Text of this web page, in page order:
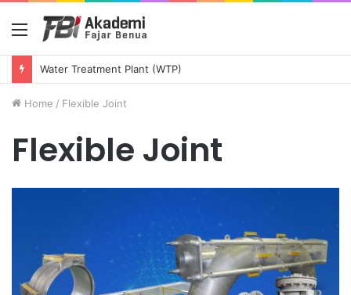
Menu
Water Treatment Plant (WTP)
Home / Flexible Joint
Flexible Joint